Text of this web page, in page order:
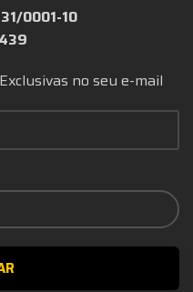
0001-10
no seu e-mail